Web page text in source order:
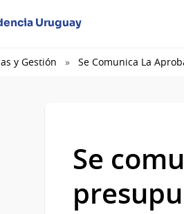
Uruguay
y Gestión Se Comunica La
Se